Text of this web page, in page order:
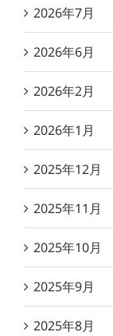
2026年7月
2026年6月
2026年2月
2026年1月
2025年12月
2025年11月
2025年10月
2025年9月
2025年8月